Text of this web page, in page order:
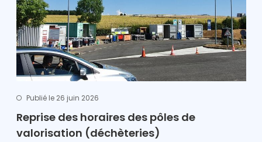
Publié le 26 juin 2026
Reprise des horaires des pôles de
valorisation (déchèteries)